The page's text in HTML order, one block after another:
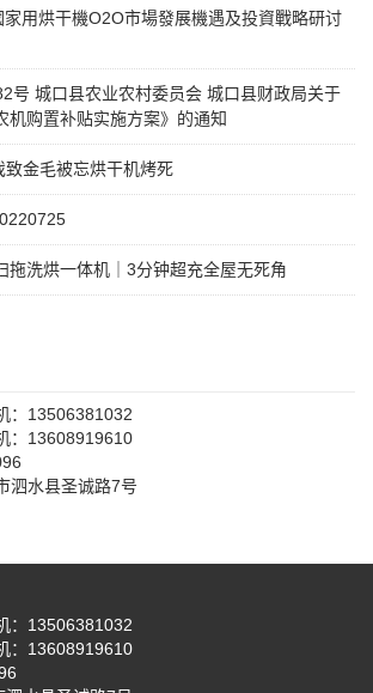
用烘干機O2O市場發展機遇及投資戰略研讨
号 城口县农业农村委员会 城口县财政局关于
机购置补贴实施方案》的通知
致金毛被忘烘干机烤死
拖洗烘一体机｜3分钟超充全屋无死角
：13506381032
：13608919610
泗水县圣诚路7号
：13506381032
：13608919610